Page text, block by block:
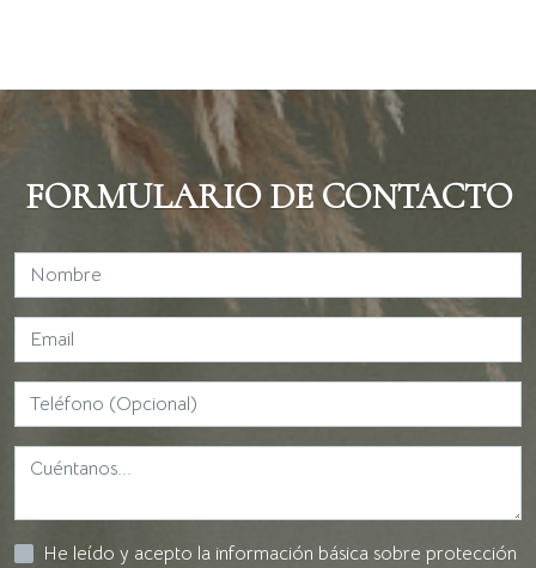
FORMULARIO DE CONTACTO
He leído y acepto la información básica sobre protección